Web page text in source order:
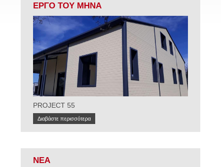
ΕΡΓΟ ΤΟΥ ΜΗΝΑ
PROJECT 55
Διαβάστε περισσότερα
ΝΕΑ